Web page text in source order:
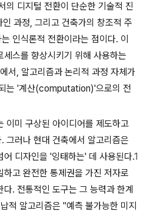
의 디지털 전환이 단순한 기술적 진
과정, 그리고 건축가의 창조적 주
인식론적 전환이라는 점이다. 이
스를 향상시키기 위해 사용하는
, 알고리즘과 논리적 과정 자체가
는 '계산(computation)'으로의 전
이미 구상된 아이디어를 제도하고
그러나 현대 건축에서 알고리즘은
어 디자인을 '잉태하는' 데 사용된다.1
고 완전한 통제권을 가진 저자로
. 전통적인 도구는 그 능력과 한계
적 알고리즘은 "예측 불가능한 미지